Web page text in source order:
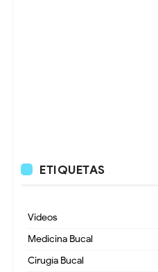
ETIQUETAS
Videos
Medicina Bucal
Cirugía Bucal